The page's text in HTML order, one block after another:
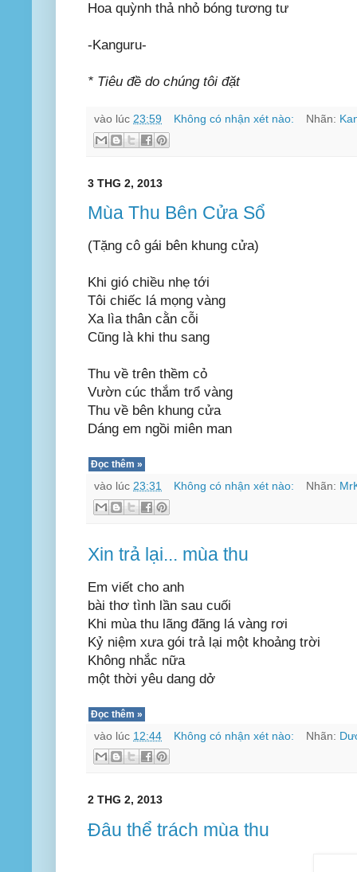
Hoa quỳnh thả nhỏ bóng tương tư
-Kanguru-
* Tiêu đề do chúng tôi đặt
vào lúc 23:59 Không có nhận xét nào: Nhãn:
3 THG 2, 2013
Mùa Thu Bên Cửa Sổ
(Tặng cô gái bên khung cửa)
Khi gió chiều nhẹ tới
Tôi chiếc lá mọng vàng
Xa lìa thân cằn cỗi
Cũng là khi thu sang
Thu về trên thềm cỏ
Vườn cúc thắm trổ vàng
Thu về bên khung cửa
Dáng em ngồi miên man
Đọc thêm »
vào lúc 23:31 Không có nhận xét nào: Nhãn:
Xin trả lại... mùa thu
Em viết cho anh
bài thơ tình lần sau cuối
Khi mùa thu lãng đãng lá vàng rơi
Kỷ niệm xưa gói trả lại một khoảng trời
Không nhắc nữa
một thời yêu dang dở
Đọc thêm »
vào lúc 12:44 Không có nhận xét nào: Nhãn:
2 THG 2, 2013
Đâu thể trách mùa thu